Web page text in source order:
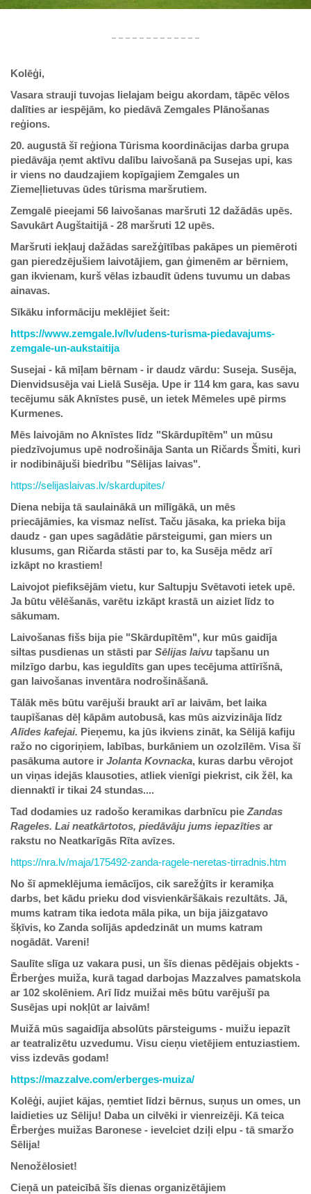
Kolēģi,
Vasara strauji tuvojas lielajam beigu akordam, tāpēc vēlos
dalīties ar iespējām, ko piedāvā Zemgales Plānošanas
reģions.
20. augustā šī reģiona Tūrisma koordinācijas darba grupa
piedāvāja ņemt aktīvu dalību laivošanā pa Susejas upi, kas
ir viens no daudzajiem kopīgajiem Zemgales un
Ziemeļlietuvas ūdes tūrisma maršrutiem.
Zemgalē pieejami 56 laivošanas maršruti 12 dažādās upēs.
Savukārt Augštaitijā - 28 maršruti 12 upēs.
Maršruti iekļauj dažādas sarežģītības pakāpes un piemēroti
gan pieredzējušiem laivotājiem, gan ģimenēm ar bērniem,
gan ikvienam, kurš vēlas izbaudīt ūdens tuvumu un dabas
ainavas.
Sīkāku informāciju meklējiet šeit:
https://www.zemgale.lv/lv/udens-turisma-piedavajums-
zemgale-un-aukstaitija
Susejai - kā mīļam bērnam - ir daudz vārdu: Suseja. Susēja,
Dienvidsusēja vai Lielā Susēja. Upe ir 114 km gara, kas savu
tecējumu sāk Aknīstes pusē, un ietek Mēmeles upē pirms
Kurmenes.
Mēs laivojām no Aknīstes līdz "Skārdupītēm" un mūsu
piedzīvojumus upē nodrošināja Santa un Ričards Šmiti, kuri
ir nodibinājuši biedrību "Sēlijas laivas".
https://selijaslaivas.lv/skardupites/
Diena nebija tā saulainākā un mīlīgākā, un mēs
priecājāmies, ka vismaz nelīst. Taču jāsaka, ka prieka bija
daudz - gan upes sagādātie pārsteigumi, gan miers un
klusums, gan Ričarda stāsti par to, ka Susēja mēdz arī
izkāpt no krastiem!
Laivojot piefiksējām vietu, kur Saltupju Svētavoti ietek upē.
Ja būtu vēlēšanās, varētu izkāpt krastā un aiziet līdz to
sākumam.
Laivošanas fišs bija pie "Skārdupītēm", kur mūs gaidīja
siltas pusdienas un stāsti par Sēlijas laivu tapšanu un
milzīgo darbu, kas ieguldīts gan upes tecējuma attīrīšnā,
gan laivošanas inventāra nodrošināšanā.
Tālāk mēs būtu varējuši braukt arī ar laivām, bet laika
taupīšanas dēļ kāpām autobusā, kas mūs aizvizināja līdz
Alīdes kafejai. Pieņemu, ka jūs ikviens zināt, ka Sēlijā kafiju
ražo no cigoriņiem, labības, burkāniem un ozolzīlēm. Visa šī
pasākuma autore ir Jolanta Kovnacka, kuras darbu vērojot
un viņas idejās klausoties, atliek vienīgi piekrist, cik žēl, ka
diennaktī ir tikai 24 stundas....
Tad dodamies uz radošo keramikas darbnīcu pie Zandas
Rageles. Lai neatkārtotos, piedāvāju jums iepazīties ar
rakstu no Neatkarīgās Rīta avīzes.
https://nra.lv/maja/175492-zanda-ragele-neretas-tirradnis.htm
No šī apmeklējuma iemācījos, cik sarežģīts ir keramiķa
darbs, bet kādu prieku dod visvienkāršākais rezultāts. Jā,
mums katram tika iedota māla pika, un bija jāizgatavo
šķīvis, ko Zanda solījās apdedzināt un mums katram
nogādāt. Vareni!
Saulīte slīga uz vakara pusi, un šīs dienas pēdējais objekts -
Ērberģes muiža, kurā tagad darbojas Mazzalves pamatskola
ar 102 skolēniem. Arī līdz muižai mēs būtu varējušī pa
Susējas upi nokļūt ar laivām!
Muižā mūs sagaidīja absolūts pārsteigums - muižu iepazīt
ar teatralizētu uzvedumu. Visu cieņu vietējiem entuziastiem.
viss izdevās godam!
https://mazzalve.com/erberges-muiza/
Kolēģi, aujiet kājas, ņemtiet līdzi bērnus, suņus un omes, un
laidieties uz Sēliju! Daba un cilvēki ir vienreizēji. Kā teica
Ērberģes muižas Baronese - ievelciet dziļi elpu - tā smaržo
Sēlija!
Nenožēlosiet!
Cieņā un pateicībā šīs dienas organizētājiem